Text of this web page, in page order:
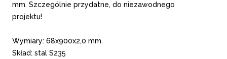
mm. Szczególnie przydatne, do niezawodnego
projektu!
Wymiary: 68x900x2,0 mm.
Skład: stal S235